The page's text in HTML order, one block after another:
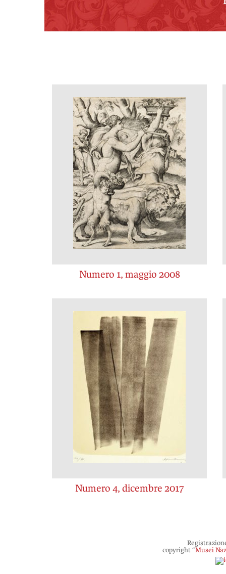
Numero 1, maggio 2008
Numero 4, dicembre 2017
copyright “Musei